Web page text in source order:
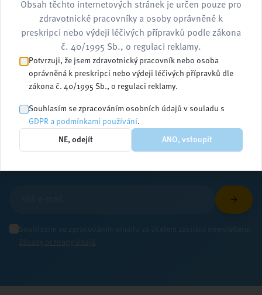
Zůstaňte v obraze
Přihlaste se k odběru newsletteru a dostávejte
Souhlasím se zpracováním emailu za účelem zasílání newsletteru.
Zásady ochrany údajů
Obsah těchto internetových stránek je určen pouze pro
zdravotnické pracovníky a osoby oprávněné k
preskripci nebo výdeji léčivých přípravků podle zákona
č. 40/1995 Sb., o regulaci reklamy.
Potvrzuji, že jsem zdravotnický pracovník nebo osoba
oprávněná k preskripci nebo výdeji léčivých přípravků dle
zákona č. 40/1995 Sb., o regulaci reklamy.
Souhlasím se zpracováním osobních údajů v souladu s
GDPR a podmínkami používání.
NE, odejít ANO, vstoupit